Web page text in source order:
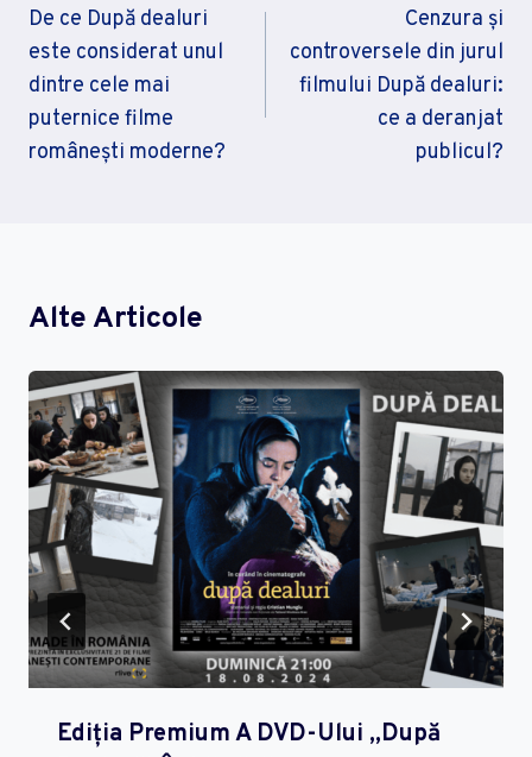
În
Articole
De ce După dealuri
este considerat unul
dintre cele mai
puternice filme
românești moderne?
Cenzura și
controversele din jurul
filmului După dealuri:
ce a deranjat
publicul?
Alte Articole
Ediția Premium A DVD-Ului „După